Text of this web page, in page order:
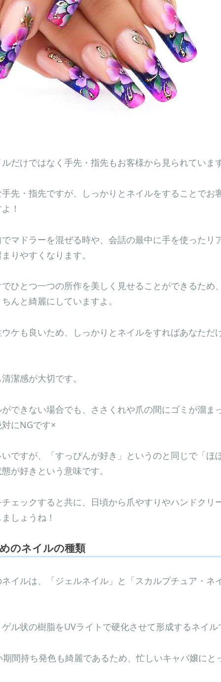
だけではなく手先・指先もお客様から見られていま
先・指先ですが、しっかりとネイルをすることでお
！
マドラーを混ぜる時や、会話の最中に手を使ったリ
りやすくなります。
ひとつ一つの所作を美しく見せることができるため
んと綺麗にしていますよ。
ケも良いため、しっかりとネイルをすればあなただ
潔感が大切です。
できない場合でも、ささくれや爪の間にゴミが溜ま
にNGです×
ですが、「すっぴんが好き」というのと同じで「ほ
が好きという意味です。
ェックすると共に、日頃から爪やすりやハンドクリ
しょうね！
のネイルの種類
イルは、「ジェルネイル」と「スカルプチュア・ネ
ル状の樹脂をUVライトで硬化させて形成するネイル
間持ち発色も綺麗であるため、忙しいキャバ嬢に